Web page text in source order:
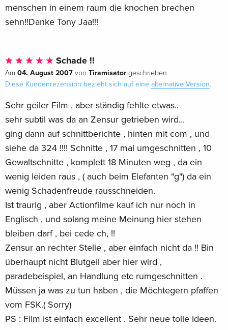
menschen in einem raum die knochen brechen
sehn!!Danke Tony Jaa!!!
Schade !!
Am 04. August 2007 von Tiramisator geschrieben.
Diese Kundenrezension bezieht sich auf eine alternative Version.
Sehr geiler Film , aber ständig fehlte etwas..
sehr subtil was da an Zensur getrieben wird...
ging dann auf schnittberichte , hinten mit com , und
siehe da 324 !!!! Schnitte , 17 mal umgeschnitten , 10
Gewaltschnitte , komplett 18 Minuten weg , da ein
wenig leiden raus , ( auch beim Elefanten "g") da ein
wenig Schadenfreude rausschneiden.
Ist traurig , aber Actionfilme kauf ich nur noch in
Englisch , und solang meine Meinung hier stehen
bleiben darf , bei cede ch, !!
Zensur an rechter Stelle , aber einfach nicht da !! Bin
überhaupt nicht Blutgeil aber hier wird ,
paradebeispiel, an Handlung etc rumgeschnitten .
Müssen ja was zu tun haben , die Möchtegern pfaffen
vom FSK.( Sorry)
PS : Film ist einfach excellent . Sehr neue tolle Ideen.